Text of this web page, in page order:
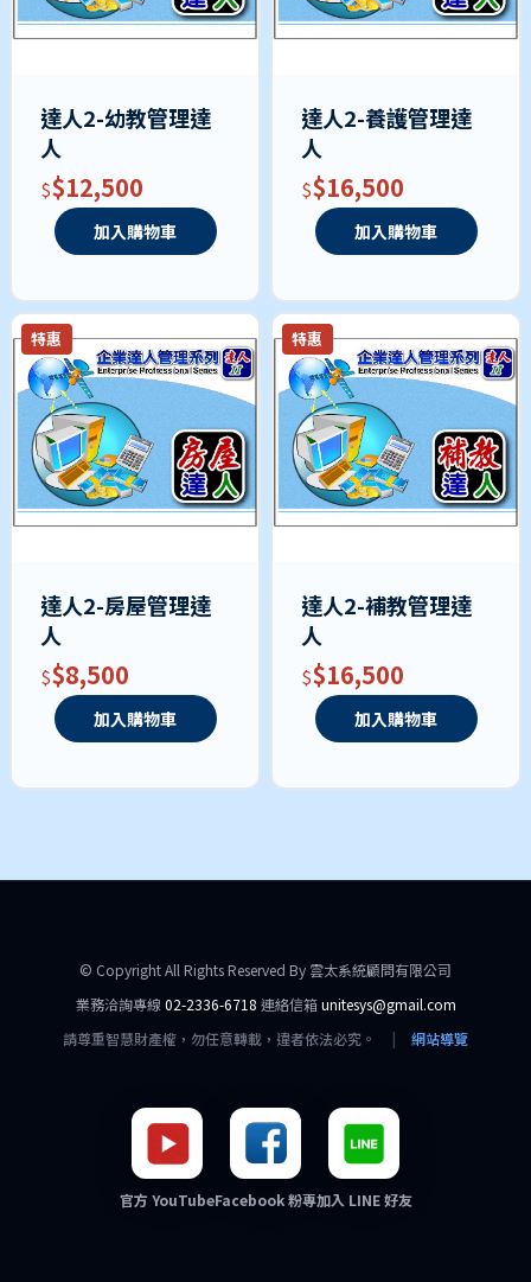
達人2-幼教管理達
人
$12,500
加入購物車
達人2-養護管理達
人
$16,500
加入購物車
特惠
達人2-房屋管理達
人
$8,500
加入購物車
特惠
達人2-補教管理達
人
$16,500
加入購物車
© Copyright All Rights Reserved By 雲太系統顧問有限公司
業務洽詢專線 02-2336-6718 連絡信箱unitesys@gmail.com
請尊重智慧財產權，勿任意轉載，違者依法必究。
| 網站導覽
官方 YouTubeFacebook 粉專加入 LINE 好友